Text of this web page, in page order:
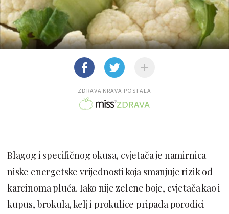
ZDRAVA KRAVA POSTALA
Blagog i specifičnog okusa, cvjetača je namirnica
niske energetske vrijednosti koja smanjuje rizik od
karcinoma pluća. Iako nije zelene boje, cvjetača kao i
kupus, brokula, kelj i prokulice pripada porodici